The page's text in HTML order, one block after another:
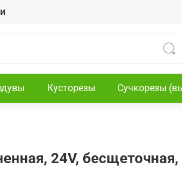
Кусторезы Сучкорезы
24V,